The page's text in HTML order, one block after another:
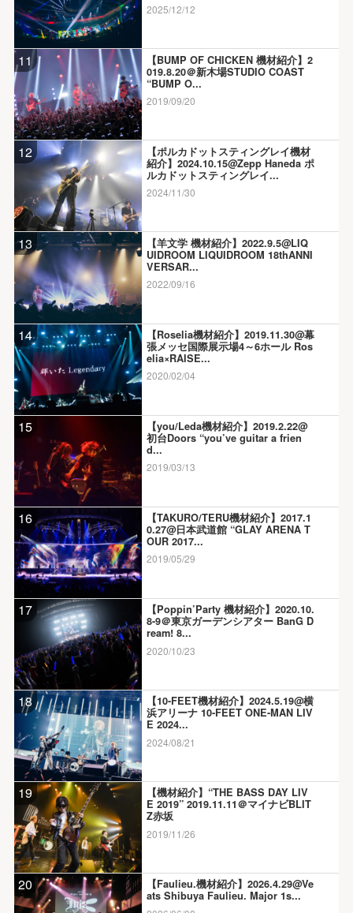
2025/12/12
11
【BUMP OF CHICKEN 機材紹介】2
019.8.20＠新木場STUDIO COAST
“BUMP O...
2019/09/20
12
【ポルカドットスティングレイ機材
紹介】2024.10.15@Zepp Haneda ポ
ルカドットスティングレイ...
2024/11/30
13
【羊文学 機材紹介】2022.9.5@LIQ
UIDROOM LIQUIDROOM 18thANNI
VERSAR...
2022/09/16
14
【Roselia機材紹介】2019.11.30@幕
張メッセ国際展示場4～6ホール Ros
elia×RAISE...
2020/02/04
15
【you/Leda機材紹介】2019.2.22@
初台Doors “you’ve guitar a frien
d...
2019/03/13
16
【TAKURO/TERU機材紹介】2017.1
0.27@日本武道館 “GLAY ARENA T
OUR 2017...
2019/05/29
17
【Poppin’Party 機材紹介】2020.10.
8-9＠東京ガーデンシアター BanG D
ream! 8...
2020/10/23
18
【10-FEET機材紹介】2024.5.19@横
浜アリーナ 10-FEET ONE-MAN LIV
E 2024...
2024/08/21
19
【機材紹介】“THE BASS DAY LIV
E 2019” 2019.11.11＠マイナビBLIT
Z赤坂
2019/11/26
20
【Faulieu.機材紹介】2026.4.29@Ve
ats Shibuya Faulieu. Major 1s...